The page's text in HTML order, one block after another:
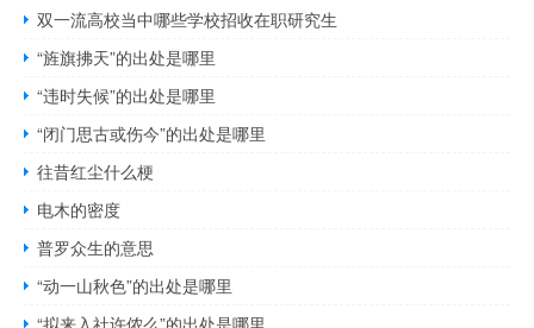
双一流高校当中哪些学校招收在职研究生
“旌旗拂天”的出处是哪里
“违时失候”的出处是哪里
“闭门思古或伤今”的出处是哪里
往昔红尘什么梗
电木的密度
普罗众生的意思
“动一山秋色”的出处是哪里
“拟来入社许侬么”的出处是哪里